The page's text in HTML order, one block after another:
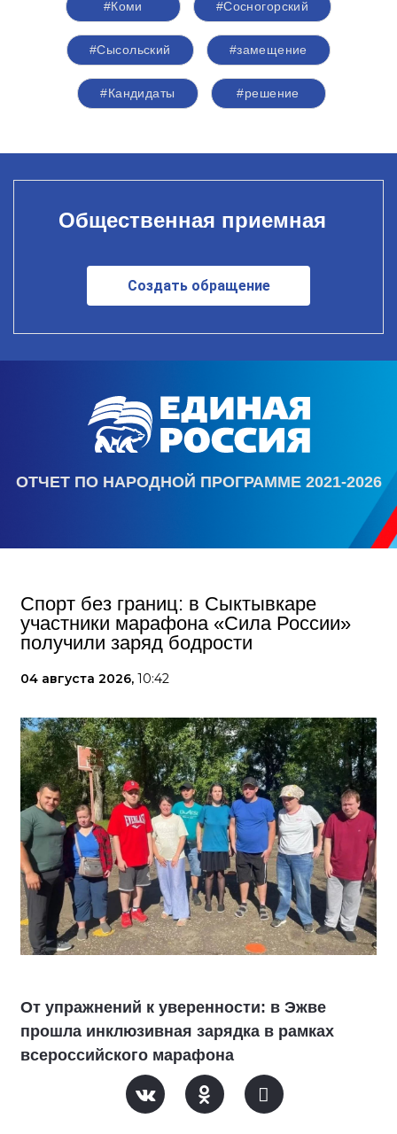
#Коми #Сосногорский
#Сысольский #замещение
#Кандидаты #решение
Общественная приемная
Создать обращение
ОТЧЕТ ПО НАРОДНОЙ ПРОГРАММЕ 2021-2026
Спорт без границ: в Сыктывкаре
участники марафона «Сила России»
получили заряд бодрости
04 августа 2026, 10:42
От упражнений к уверенности: в Эжве
прошла инклюзивная зарядка в рамках
всероссийского марафона